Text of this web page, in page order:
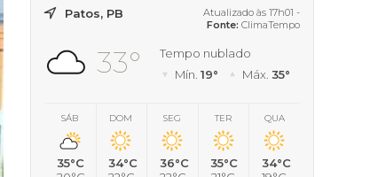
Patos, PB
Atualizado às 17h01 -
Fonte: ClimaTempo
33°
Tempo nublado
Mín. 19° Máx. 35°
SÁB
35°C
DOM
34°C
SEG
36°C
TER
35°C
QUA
34°C